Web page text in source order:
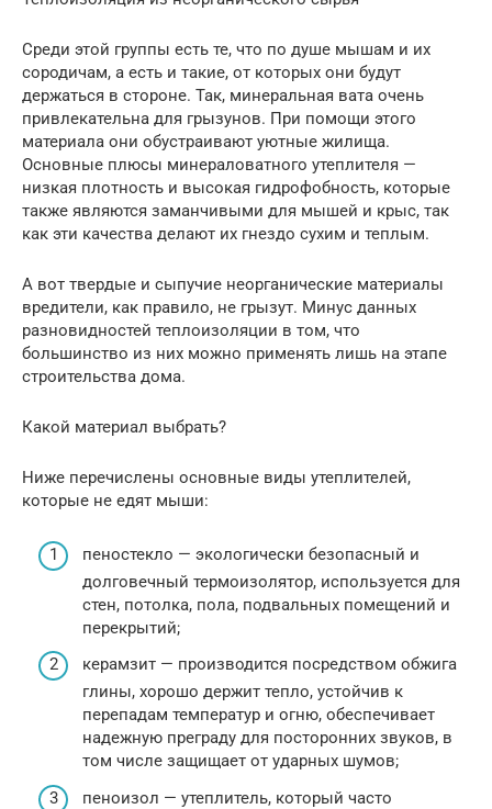
Среди этой группы есть те, что по душе мышам и их
сородичам, а есть и такие, от которых они будут
держаться в стороне. Так, минеральная вата очень
привлекательна для грызунов. При помощи этого
материала они обустраивают уютные жилища.
Основные плюсы минераловатного утеплителя —
низкая плотность и высокая гидрофобность, которые
также являются заманчивыми для мышей и крыс, так
как эти качества делают их гнездо сухим и теплым.
А вот твердые и сыпучие неорганические материалы
вредители, как правило, не грызут. Минус данных
разновидностей теплоизоляции в том, что
большинство из них можно применять лишь на этапе
строительства дома.
Какой материал выбрать?
Ниже перечислены основные виды утеплителей,
которые не едят мыши:
пеностекло — экологически безопасный и
долговечный термоизолятор, используется для
стен, потолка, пола, подвальных помещений и
перекрытий;
керамзит — производится посредством обжига
глины, хорошо держит тепло, устойчив к
перепадам температур и огню, обеспечивает
надежную преграду для посторонних звуков, в
том числе защищает от ударных шумов;
пеноизол — утеплитель, который часто